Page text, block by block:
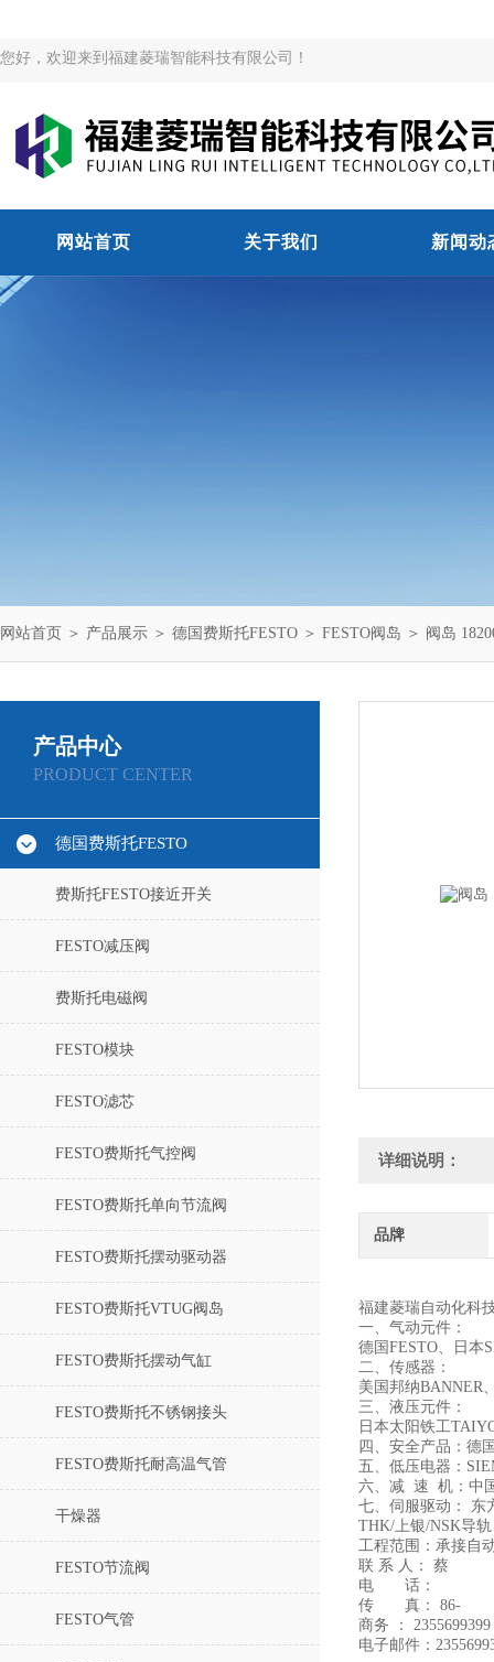
您好，欢迎来到福建菱瑞智能科技有限公司！
网站首页 关于我们 新闻动
网站首页 ＞ 产品展示 ＞ 德国费斯托FESTO ＞ FESTO阀岛 ＞ 阀岛
产品中心
PRODUCT CENTER
德国费斯托FESTO
费斯托FESTO接近开关
FESTO减压阀
费斯托电磁阀
FESTO模块
FESTO滤芯
FESTO费斯托气控阀
FESTO费斯托单向节流阀
FESTO费斯托摆动驱动器
FESTO费斯托VTUG阀岛
FESTO费斯托摆动气缸
FESTO费斯托不锈钢接头
FESTO费斯托耐高温气管
干燥器
FESTO节流阀
FESTO气管
详细说明：
品牌
福建菱瑞自动化科
一、气动元件：
德国FESTO、日本
二、传感器：
美国邦纳BANNER
三、液压元件：
日本太阳铁工
四、安全产品：德
五、低压电器：
六、减 速 机：中
七、伺服驱动： 东
THK/上银/NSK导
工程范围：承接自
联 系 人： 蔡
电 话：
传 真： 86-
商务 ： 2355699399
电子邮件：